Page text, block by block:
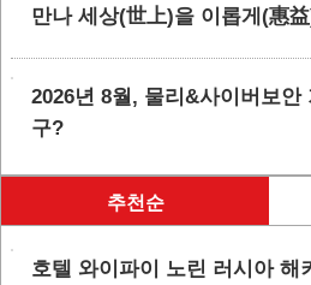
만나 세상(世上)을 이롭게(惠
2026년 8월, 물리&사이버보
구?
추천순
호텔 와이파이 노린 러시아 해